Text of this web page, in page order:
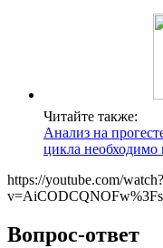
Читайте также:
Анализ на
цикла необходимо
https://youtube.com/watch?
Вопрос-ответ